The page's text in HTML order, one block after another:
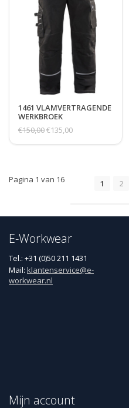
1461 VLAMVERTRAGENDE
WERKBROEK
€150,00€135,00
Pagina 1 van 16 1 2
E-Workwear
Tel.: +31 (0)50 211 1431
Mail: klantenservice@e-
workwear.nl
Mijn account